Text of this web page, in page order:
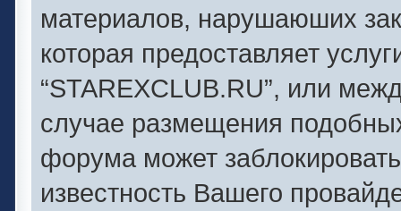
материалов, нарушаюших
которая предоставляет
“STAREXCLUB.RU”, или
случае размещения
форума может
известность Вашего